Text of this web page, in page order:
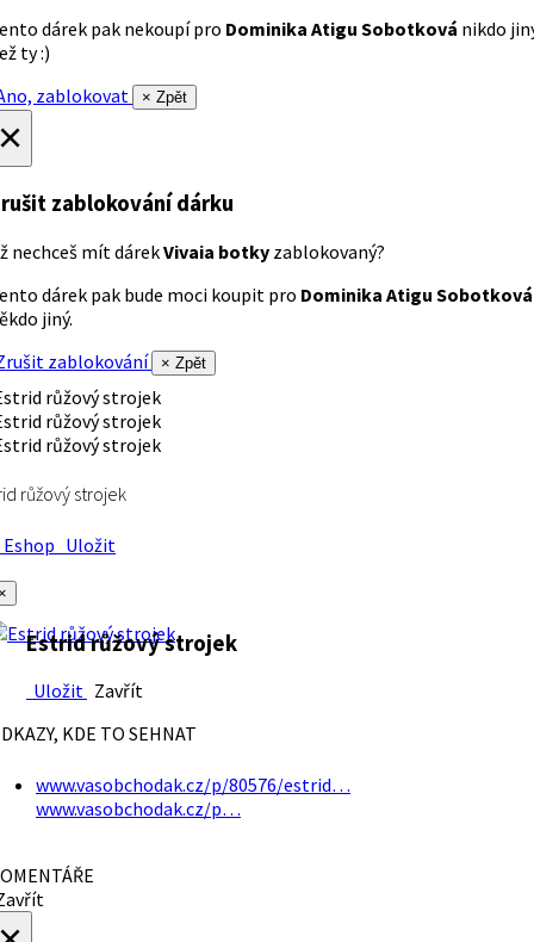
dárek pak nekoupí pro Dominika Atigu Sobotková nikdo
ty :)
zablokovat
× Zpět
zablokování dárku
nechceš mít dárekVivaia botky zablokovaný?
dárek pak bude moci koupit pro Dominika Atigu Sobotková
jiný.
zablokování
× Zpět
růžový strojek
Uložit
Estrid růžový strojek
Uložit Zavřít
KDE TO SEHNAT
www.vasobchodak.cz/p/80576/estrid…
www.vasobchodak.cz/p…